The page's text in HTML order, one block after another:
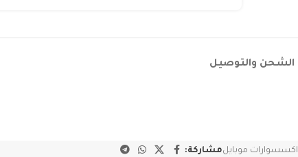
الشحن والتوصيل
اكسسوارات موبايلمشاركة: